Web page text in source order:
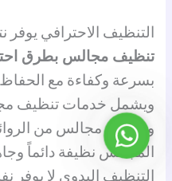
التنظيف الاحترافي
تنظيف مجالس بطرق
بسرعة وكفاءة مع
ويشمل خدمات تنظيف
وتنظيف مجالس من
المجالس نظيفة دائماً
التنظيف اليدوي لا
واتساب